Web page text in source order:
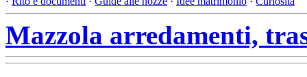
Mazzola arredamenti,